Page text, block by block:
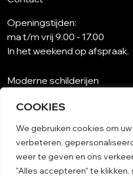
COOKIES
We gebruiken cookies om
verbeteren,
weer te geven en ons
"Alles accepteren" te
Openingstijden:
ma t/m vrij 9.00 - 17.00
In het weekend op afspraak.
Moderne schilderijen
Kunst op maat
Schilderijen woonkamer
Unieke schilderijen
Kunst op papier
Schilderij woonkamer